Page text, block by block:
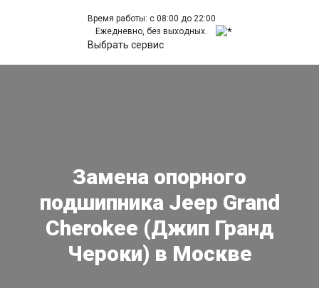
Время работы: с 08:00 до 22:00
Ежедневно, без выходных.
Выбрать сервис
Замена опорного
подшипника Jeep Grand
Cherokee (Джип Гранд
Чероки) в Москве